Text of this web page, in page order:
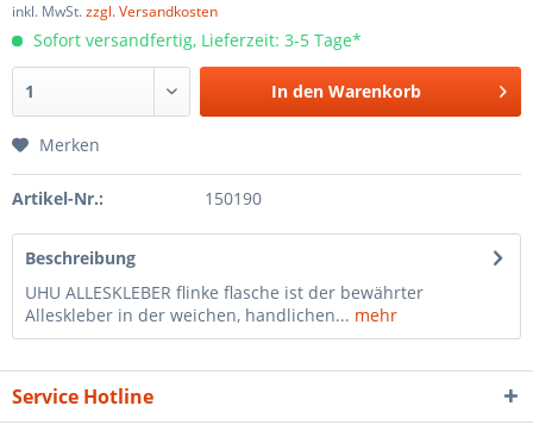
inkl. MwSt.zzgl. Versandkosten
Sofort versandfertig, Lieferzeit: 3-5 Tage*
In den Warenkorb
Merken
Artikel-Nr.: 150190
Beschreibung
UHU ALLESKLEBER flinke flasche ist der bewährter
Alleskleber in der weichen, handlichen... mehr
Service Hotline